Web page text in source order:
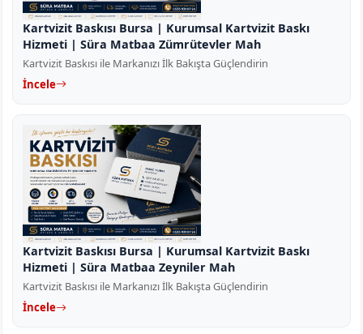
Kartvizit Baskısı Bursa | Kurumsal Kartvizit Baskı
Hizmeti | Süra Matbaa Zümrütevler Mah
Kartvizit Baskısı ile Markanızı İlk Bakışta Güçlendirin
İncele
Kartvizit Baskısı Bursa | Kurumsal Kartvizit Baskı
Hizmeti | Süra Matbaa Zeyniler Mah
Kartvizit Baskısı ile Markanızı İlk Bakışta Güçlendirin
İncele